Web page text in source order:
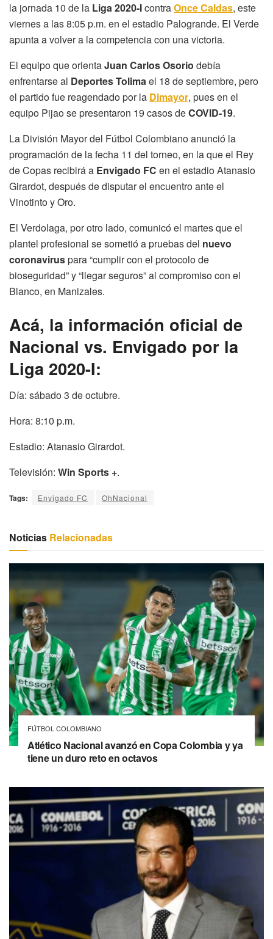
la jornada 10 de la Liga 2020-IcontraOnce Caldas, este
viernes a las 8:05 p.m. en el estadio Palogrande. El Verde
apunta a volver a la competencia con una victoria.
El equipo que orientaJuan Carlos Osorio debía
enfrentarse al Deportes Tolimael 18 de septiembre, pero
el partido fue reagendado por la Dimayor, pues en el
equipo Pijao se presentaron 19 casos deCOVID-19.
La División Mayor del Fútbol Colombiano anunció la
programación de la fecha 11 del torneo, en la que el Rey
de Copas recibirá a Envigado FC en el estadio Atanasio
Girardot, después de disputar el encuentro ante el
Vinotinto y Oro.
El Verdolaga, por otro lado, comunicó el martes que el
plantel profesional se sometió a pruebas del nuevo
coronaviruspara “cumplir con el protocolo de
bioseguridad” y “llegar seguros” al compromiso con el
Blanco, en Manizales.
Acá, la información oficial de
Nacional vs. Envigado por la
Liga 2020-I:
Día: sábado 3 de octubre.
Hora: 8:10 p.m.
Estadio: Atanasio Girardot.
Televisión: Win Sports +.
Tags: Envigado FC OhNacional
Noticias Relacionadas
FÚTBOL COLOMBIANO
Atlético Nacional avanzó en Copa Colombia y ya
tiene un duro reto en octavos